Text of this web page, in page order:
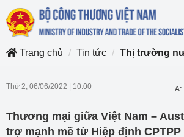
Trang chủ
Tin tức Thị trường
Thứ 2, 06/06/2022 10:00 A-
Thương mại giữa Việt Nam –
trợ mạnh mẽ từ Hiệp định CPTPP